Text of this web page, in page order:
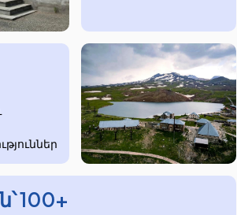
100+